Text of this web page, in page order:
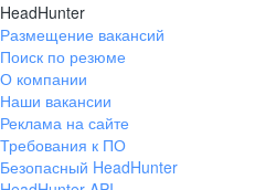
HeadHunter
Размещение вакансий
Поиск по резюме
О компании
Наши вакансии
Реклама на сайте
Требования к ПО
Безопасный HeadHunter